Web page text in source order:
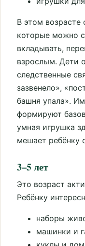
В этом возрасте
которые можно
вкладывать,
взрослым. Дети
следственные
зазвенело»,
башня упала».
формируют
умная игрушка
мешает ребёнку
3–5 лет
Это возраст
Ребёнку
наборы
машинки и